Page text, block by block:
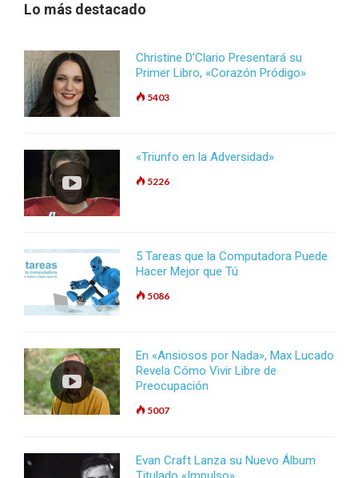
Lo más destacado
Christine D’Clario Presentará su
Primer Libro, «Corazón Pródigo»
5403
«Triunfo en la Adversidad»
5226
5 Tareas que la Computadora Puede
Hacer Mejor que Tú
5086
En «Ansiosos por Nada», Max Lucado
Revela Cómo Vivir Libre de
Preocupación
5007
Evan Craft Lanza su Nuevo Álbum